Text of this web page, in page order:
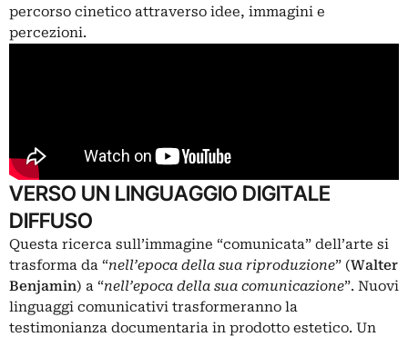
percorso cinetico attraverso idee, immagini e
percezioni.
VERSO UN LINGUAGGIO DIGITALE
DIFFUSO
Questa ricerca sull’immagine “comunicata” dell’arte si
trasforma da “nell’epoca della sua riproduzione” (Walter
Benjamin) a “nell’epoca della sua comunicazione”. Nuovi
linguaggi comunicativi trasformeranno la
testimonianza documentaria in prodotto estetico. Un